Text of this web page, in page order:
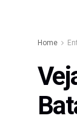
Home